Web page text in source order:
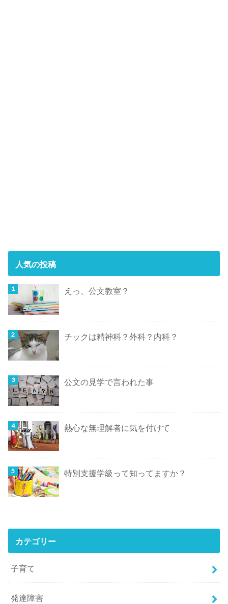
人気の投稿
えっ、公文教室？
チックは精神科？外科？内科？
公文の見学で言われた事
熱心な無理解者に気を付けて
特別支援学級って知ってますか？
カテゴリー
子育て
発達障害